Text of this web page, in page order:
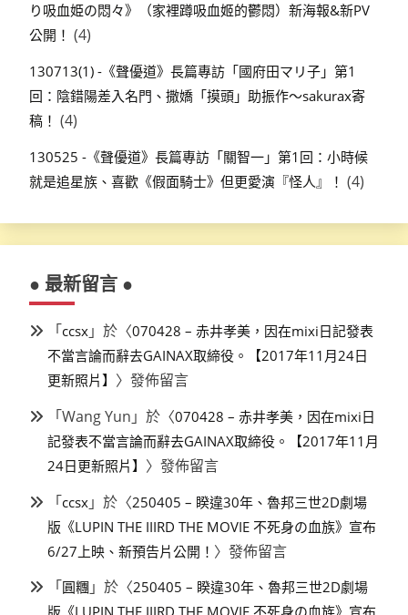
り吸血姫の悶々》（家裡蹲吸血姬的鬱悶）新海報&新PV
公開！ (4)
130713(1) -《聲優道》長篇專訪「國府田マリ子」第1
回：陰錯陽差入名門、撒嬌「摸頭」助振作～sakurax寄
稿！ (4)
130525 -《聲優道》長篇專訪「關智一」第1回：小時候
就是追星族、喜歡《假面騎士》但更愛演『怪人』！ (4)
● 最新留言 ●
「ccsx 」於〈070428 – 赤井孝美，因在mixi日記發表
不當言論而辭去GAINAX取締役。【2017年11月24日
更新照片】 〉發佈留言
「Wang Yun 」於〈070428 – 赤井孝美，因在mixi日
記發表不當言論而辭去GAINAX取締役。【2017年11月
24日更新照片】 〉發佈留言
「ccsx 」於〈250405 – 睽違30年、魯邦三世2D劇場
版《LUPIN THE IIIRD THE MOVIE 不死身の血族》宣布
6/27上映、新預告片公開！ 〉發佈留言
「圓糰 」於〈250405 – 睽違30年、魯邦三世2D劇場